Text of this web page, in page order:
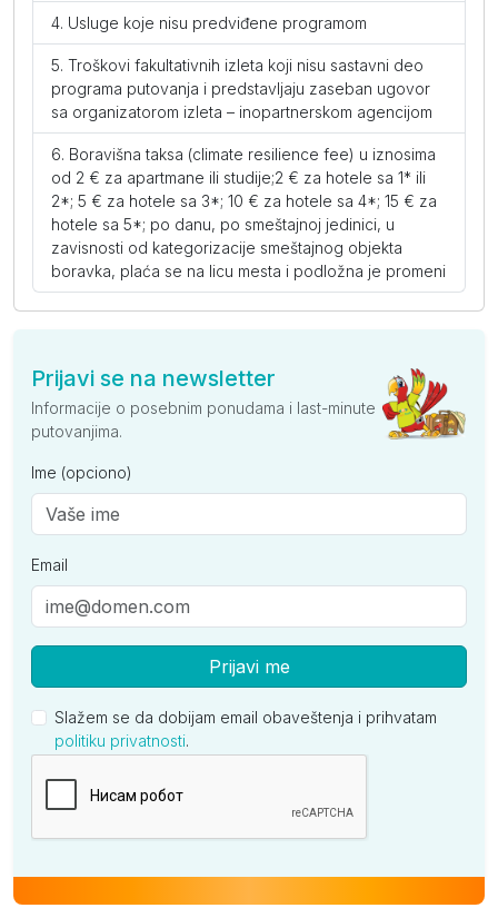
Usluge koje nisu predviđene programom
Troškovi fakultativnih izleta koji nisu sastavni deo
programa putovanja i predstavljaju zaseban ugovor
sa organizatorom izleta – inopartnerskom agencijom
Boravišna taksa (climate resilience fee) u iznosima
od 2 € za apartmane ili studije;2 € za hotele sa 1* ili
2*; 5 € za hotele sa 3*; 10 € za hotele sa 4*; 15 € za
hotele sa 5*; po danu, po smeštajnoj jedinici, u
zavisnosti od kategorizacije smeštajnog objekta
boravka, plaća se na licu mesta i podložna je promeni
Prijavi se na newsletter
Informacije o posebnim ponudama i last-minute
putovanjima.
Ime (opciono)
Email
Prijavi me
Slažem se da dobijam email obaveštenja i prihvatam
politiku privatnosti.